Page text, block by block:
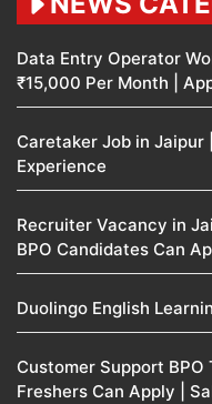
Data Entry Operator
₹15,000 Per Month |
Caretaker Job in Jaipur
Experience
Recruiter Vacancy in
BPO Candidates Can
Duolingo English
Customer Support BPO
Freshers Can Apply |